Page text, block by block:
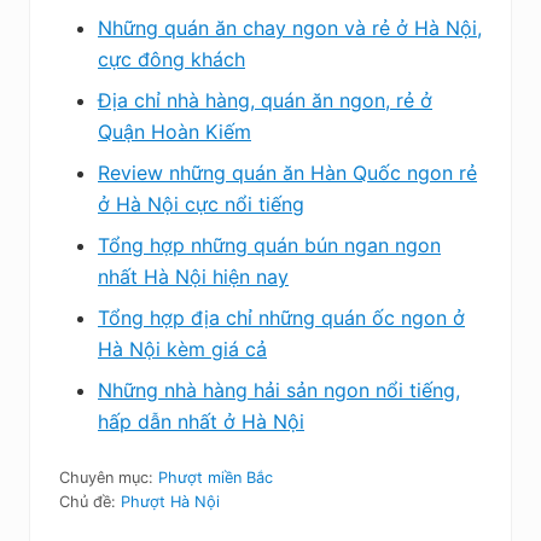
Những quán ăn chay ngon và rẻ ở Hà Nội,
cực đông khách
Địa chỉ nhà hàng, quán ăn ngon, rẻ ở
Quận Hoàn Kiếm
Review những quán ăn Hàn Quốc ngon rẻ
ở Hà Nội cực nổi tiếng
Tổng hợp những quán bún ngan ngon
nhất Hà Nội hiện nay
Tổng hợp địa chỉ những quán ốc ngon ở
Hà Nội kèm giá cả
Những nhà hàng hải sản ngon nổi tiếng,
hấp dẫn nhất ở Hà Nội
Chuyên mục: Phượt miền Bắc
Chủ đề: Phượt Hà Nội